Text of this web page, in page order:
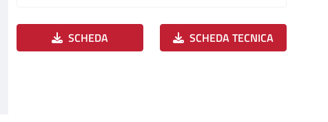
SCHEDA SCHEDA TECNICA